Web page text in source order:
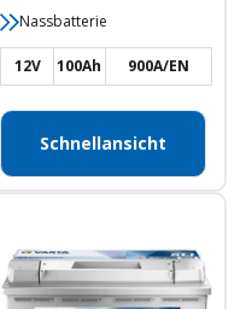
Nassbatterie
12V 100Ah 900A/EN
Schnellansicht